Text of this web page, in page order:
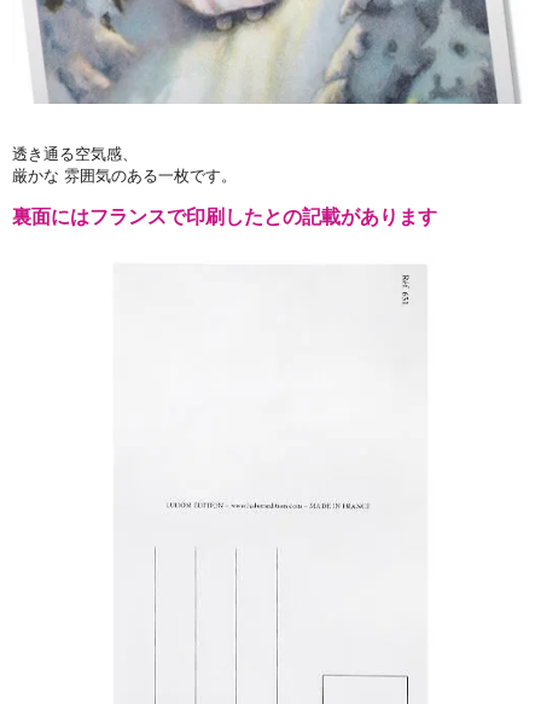
透き通る空気感、
厳かな 雰囲気のある一枚です。
裏面にはフランスで印刷したとの記載があります